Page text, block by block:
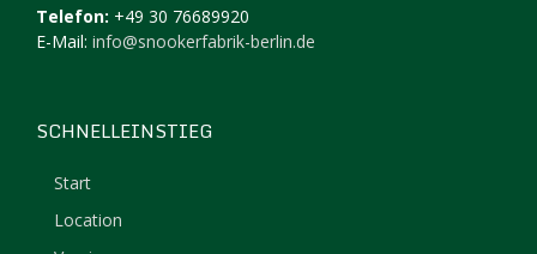
Telefon: +49 30 76689920
E-Mail: info@snookerfabrik-berlin.de
SCHNELLEINSTIEG
Start
Location